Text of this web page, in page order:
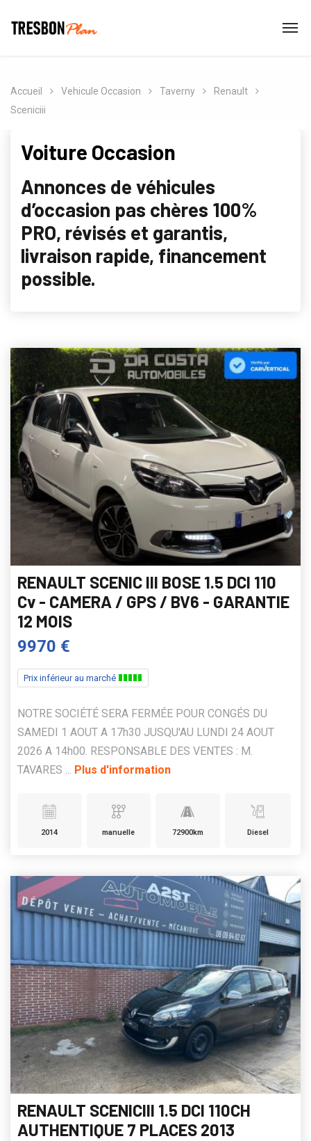
Accueil Vehicule Occasion Taverny
Renault
Sceniciii
Voiture Occasion
Annonces de véhicules
d’occasion pas chères 100%
PRO, révisés et garantis,
livraison rapide, financement
possible.
RENAULT SCENIC III BOSE 1.5 DCI 110
Cv - CAMERA / GPS / BV6 - GARANTIE
12 MOIS
9970 €
Prix inférieur au marché
NOTRE SOCIÉTÉ SERA FERMÉE POUR CONGÉS DU
SAMEDI 1 AOUT A 17h30 JUSQU'AU LUNDI 24 AOUT
2026 A 14h00. RESPONSABLE DES VENTES : M.
TAVARES ... Plus d'information
2014 manuelle 72900km Diesel
RENAULT SCENICIII 1.5 DCI 110CH
AUTHENTIQUE 7 PLACES 2013